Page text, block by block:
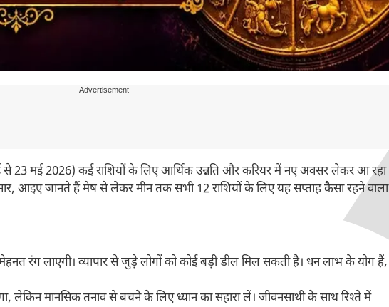
---Advertisement---
से 23 मई 2026) कई राशियों के लिए आर्थिक उन्नति और करियर में नए अवसर लेकर आ रहा
आइए जानते हैं मेष से लेकर मीन तक सभी 12 राशियों के लिए यह सप्ताह कैसा रहने वाला
रंग लाएगी। व्यापार से जुड़े लोगों को कोई बड़ी डील मिल सकती है। धन लाभ के योग हैं,
लेकिन मानसिक तनाव से बचने के लिए ध्यान का सहारा लें। जीवनसाथी के साथ रिश्ते में